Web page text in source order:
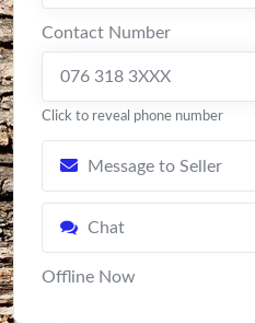
Contact Number
076 318 3XXX
Click to reveal phone number
Message to Seller
Chat
Offline Now